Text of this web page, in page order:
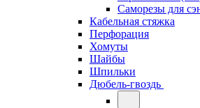
Саморезы для
Кабельная стяжка
Перфорация
Хомуты
Шайбы
Шпильки
Дюбель-гвоздь